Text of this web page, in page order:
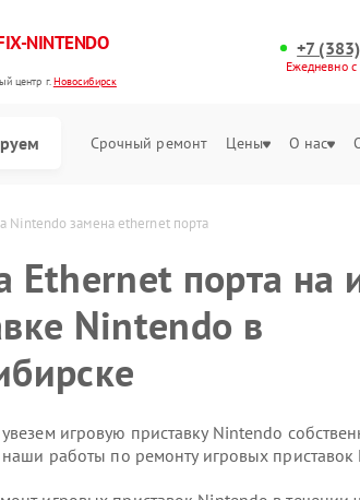
NINTENDO
центр г.Новосибирск
+7
Ежедневно
Срочный ремонт Цены О нас
Nintendo замена ethernet порта
Ethernet порта на
Nintendo в
игровую приставку Nintendo
наши работы по ремонту игровых